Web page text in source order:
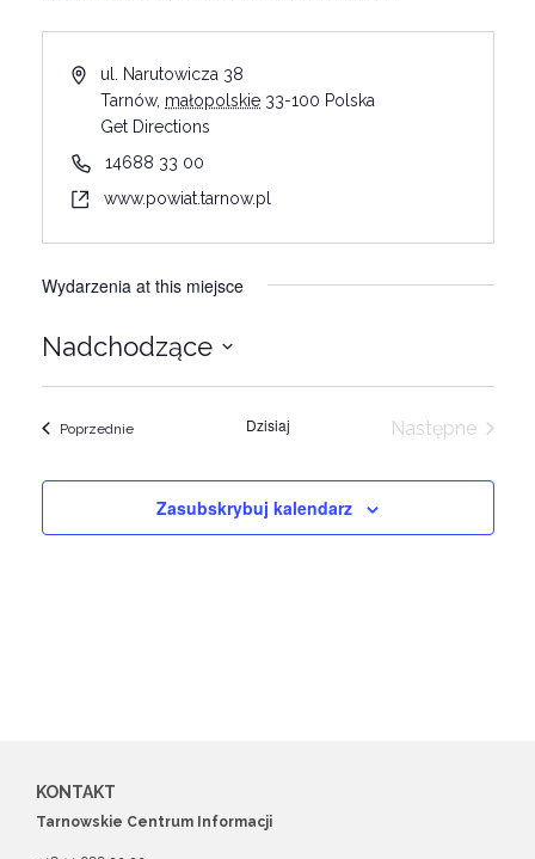
ul. Narutowicza 38
Tarnów, małopolskie 33-100 Polska
Get Directions
14688 33 00
www.powiat.tarnow.pl
Wydarzenia at this miejsce
Nadchodzące
PoprzednieWydarzenia Dzisiaj
Następne
Zasubskrybuj kalendarz
KONTAKT
Tarnowskie Centrum Informacji